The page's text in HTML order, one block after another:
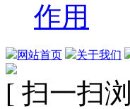
作用
网站首页 关于我们
[ 扫一扫